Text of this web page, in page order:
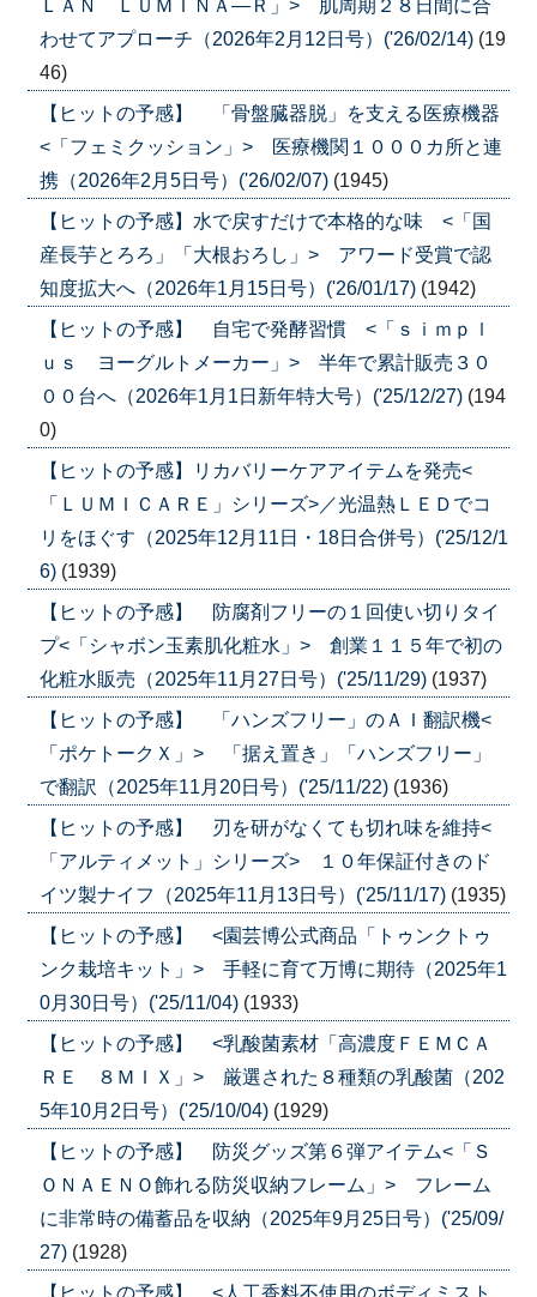
ＬＡＮ ＬＵＭＩＮＡ―Ｒ」> 肌周期２８日間に合
わせてアプローチ（2026年2月12日号）('26/02/14) (19
46)
【ヒットの予感】 「骨盤臓器脱」を支える医療機器
<「フェミクッション」> 医療機関１０００カ所と連
携（2026年2月5日号）('26/02/07) (1945)
【ヒットの予感】水で戻すだけで本格的な味 <「国
産長芋とろろ」「大根おろし」> アワード受賞で認
知度拡大へ（2026年1月15日号）('26/01/17) (1942)
【ヒットの予感】 自宅で発酵習慣 <「ｓｉｍｐｌ
ｕｓ ヨーグルトメーカー」> 半年で累計販売３０
００台へ（2026年1月1日新年特大号）('25/12/27) (194
0)
【ヒットの予感】リカバリーケアアイテムを発売<
「ＬＵＭＩＣＡＲＥ」シリーズ>／光温熱ＬＥＤでコ
リをほぐす（2025年12月11日・18日合併号）('25/12/1
6) (1939)
【ヒットの予感】 防腐剤フリーの１回使い切りタイ
プ<「シャボン玉素肌化粧水」> 創業１１５年で初の
化粧水販売（2025年11月27日号）('25/11/29) (1937)
【ヒットの予感】 「ハンズフリー」のＡＩ翻訳機<
「ポケトークＸ」> 「据え置き」「ハンズフリー」
で翻訳（2025年11月20日号）('25/11/22) (1936)
【ヒットの予感】 刃を研がなくても切れ味を維持<
「アルティメット」シリーズ> １０年保証付きのド
イツ製ナイフ（2025年11月13日号）('25/11/17) (1935)
【ヒットの予感】 <園芸博公式商品「トゥンクトゥ
ンク栽培キット」> 手軽に育て万博に期待（2025年1
0月30日号）('25/11/04) (1933)
【ヒットの予感】 <乳酸菌素材「高濃度ＦＥＭＣＡ
ＲＥ ８ＭＩＸ」> 厳選された８種類の乳酸菌（202
5年10月2日号）('25/10/04) (1929)
【ヒットの予感】 防災グッズ第６弾アイテム<「Ｓ
ＯＮＡＥＮＯ飾れる防災収納フレーム」> フレーム
に非常時の備蓄品を収納（2025年9月25日号）('25/09/
27) (1928)